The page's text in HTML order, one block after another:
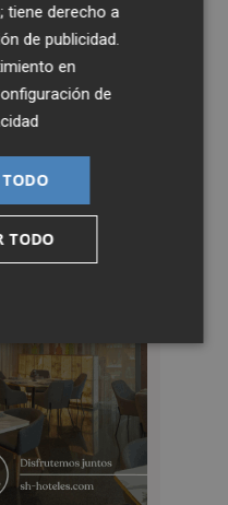
tiene derecho a
de publicidad
en
de
TODO